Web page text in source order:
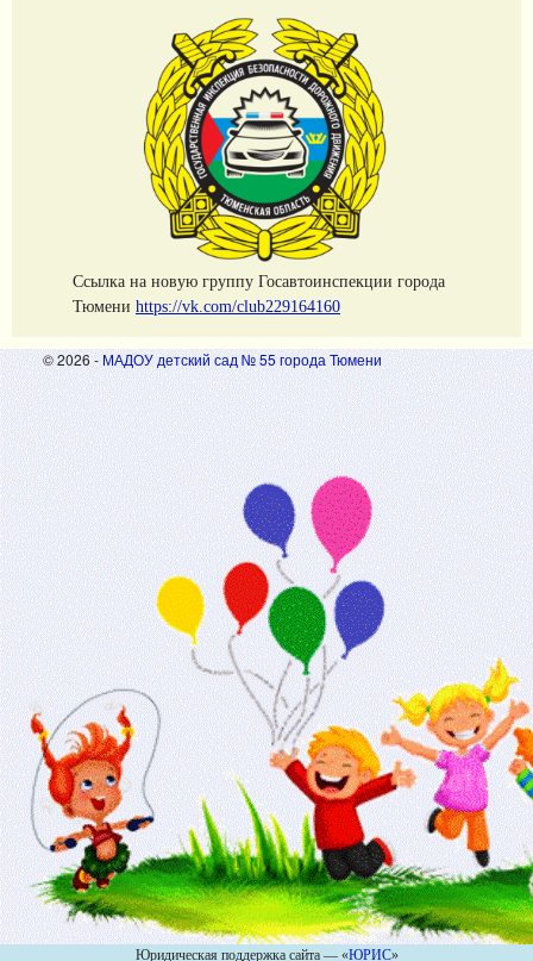
Cсылка на новую группу Госавтоинспекции города
Тюмени https://vk.com/club229164160
© 2026 -МАДОУ детский сад № 55 города Тюмени
Юридическая поддержка сайта — «ЮРИС»